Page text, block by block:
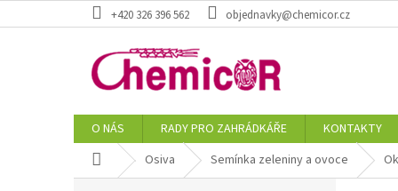
na
+420 326 396 562 objednavky@chemicor.cz
O NÁS RADY PRO ZAHRÁDKÁŘE
KONTAKTY
Domů Osiva Semínka zeleniny a ovoce